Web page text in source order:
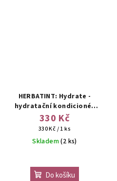
HERBATINT: Hydrate -
hydratační kondicionér
pro suché a normální vlasy
330 Kč
Měrná
cena:
330 Kč / 1 ks
Skladem(2 ks)
Do košíku